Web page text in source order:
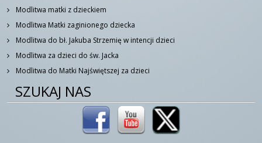
Modlitwa matki z dzieckiem
Modlitwa Matki zaginionego dziecka
Modlitwa do bł. Jakuba Strzemię w intencji dzieci
Modlitwa za dzieci do św. Jacka
Modlitwa do Matki Najświętszej za dzieci
SZUKAJ NAS